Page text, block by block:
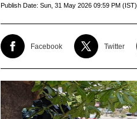
Publish Date: Sun, 31 May 2026 09:59 PM (IST)
Facebook Twitter